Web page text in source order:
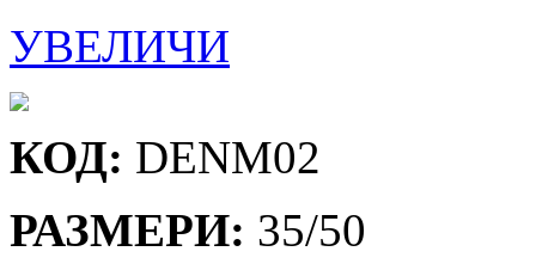
УВЕЛИЧИ
КОД: DENM02
РАЗМЕРИ: 35/50